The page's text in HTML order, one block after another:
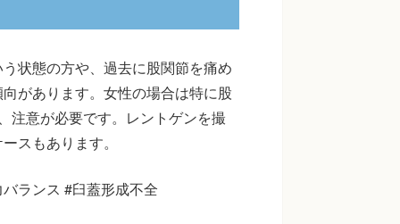
状態の方や、過去に股関節を痛め
があります。女性の場合は特に股
注意が必要です。レントゲンを撮
スもあります。
ランス #臼蓋形成不全